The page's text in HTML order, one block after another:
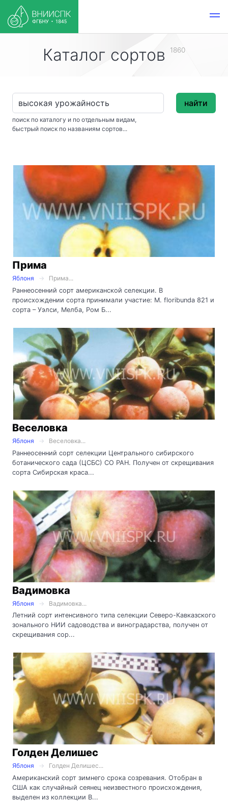
Каталог сортов 1860
поиск по каталогу и по отдельным видам,
быстрый поиск по названиям сортов...
найти
Прима
Яблоня
Прима...
Раннеосенний сорт американской селекции. В
происхождении сорта принимали участие: M. floribunda 821 и
сорта – Уэлси, Мелба, Ром Б...
Веселовка
Яблоня
Веселовка...
Раннеосенний сорт селекции Центрального сибирского
ботанического сада (ЦСБС) СО РАН. Получен от скрещивания
сорта Сибирская краса...
Вадимовка
Яблоня
Вадимовка...
Летний сорт интенсивного типа селекции Северо-Кавказского
зонального НИИ садоводства и виноградарства, получен от
скрещивания сор...
Голден Делишес
Яблоня
Голден Делишес...
Американский сорт зимнего срока созревания. Отобран в
США как случайный сеянец неизвестного происхождения,
выделен из коллекции В...